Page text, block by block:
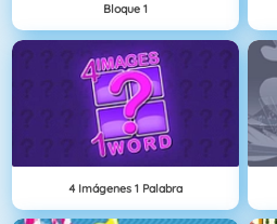
Bloque 1
4 Imágenes 1 Palabra